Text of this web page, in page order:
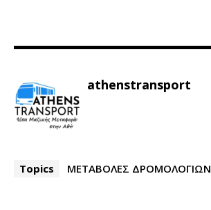
athenstransport
Topics ΜΕΤΑΒΟΛΕΣ ΔΡΟΜΟΛΟΓΙΩΝ